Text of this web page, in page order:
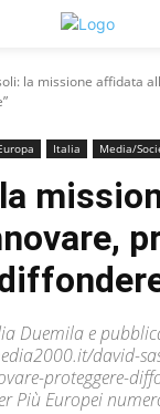
la missione affidata
Italia Media/
Duemila e
david-
proteggere-
Più Europei